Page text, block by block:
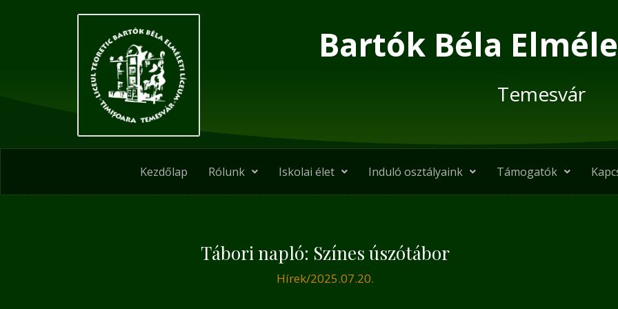
Bartók Béla
Temesvár
Kezdőlap Rólunk Iskolai élet Induló osztályaink Támogatók
Tábori napló: Színes úszótábor
Hírek/2025.07.20.